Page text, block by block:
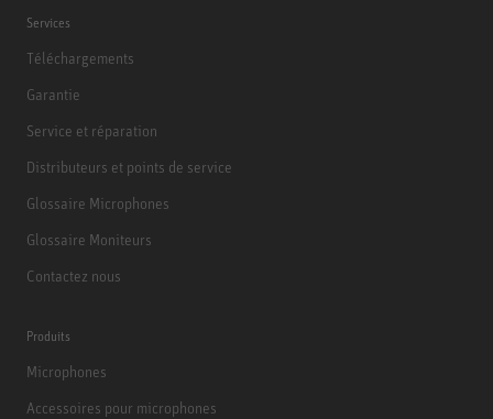
Services
Téléchargements
Garantie
Service et réparation
Distributeurs et points de service
Glossaire Microphones
Glossaire Moniteurs
Contactez nous
Produits
Microphones
Accessoires pour microphones